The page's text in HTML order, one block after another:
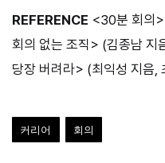
REFERENCE <30분 회의
회의 없는 조직> (김종남 지
당장 버려라> (최익성 지음,
커리어 회의